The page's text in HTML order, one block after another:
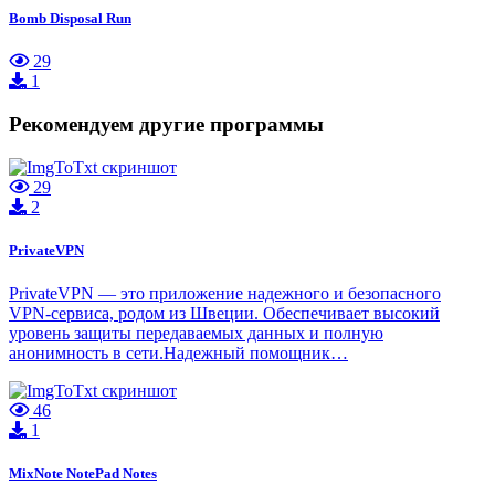
Bomb Disposal Run
29
1
Рекомендуем другие программы
29
2
PrivateVPN
PrivateVPN — это приложение надежного и безопасного
VPN-сервиса, родом из Швеции. Обеспечивает высокий
уровень защиты передаваемых данных и полную
анонимность в сети.Надежный помощник…
46
1
MixNote NotePad Notes